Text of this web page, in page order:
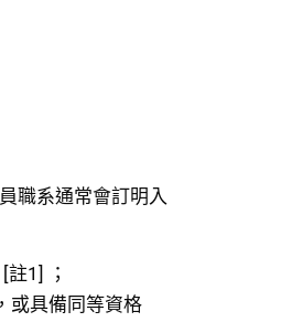
職系通常會訂明入
1] ；
或具備同等資格